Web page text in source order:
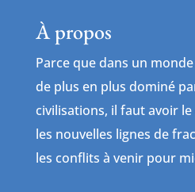
À propos
Parce que dans un
de plus en plus dominé
civilisations, il faut avoir
les nouvelles lignes de
les conflits à venir pour